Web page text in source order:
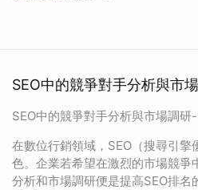
SEO中的競爭對手分析與市
SEO中的競爭對手分析與市場調研
在數位行銷領域，SEO（搜尋引擎
色。企業若希望在激烈的市場競爭
分析和市場調研便是提高SEO排